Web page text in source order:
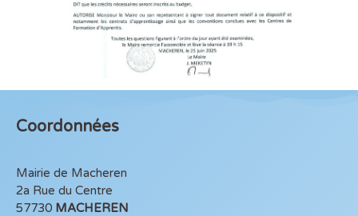
Coordonnées
Mairie de Macheren
2a Rue du Centre
57730 MACHEREN